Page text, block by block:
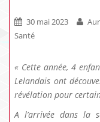
30 mai 2023
Santé
« Cette année, 4
Lelandais ont
révélation pour
A l’arrivée dans la